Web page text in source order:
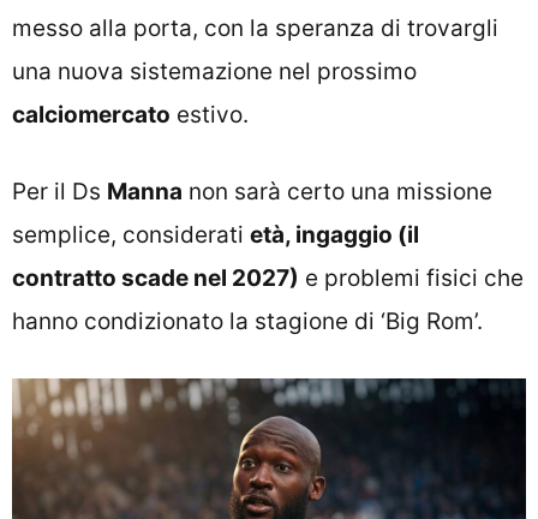
messo alla porta, con la speranza di trovargli
una nuova sistemazione nel prossimo
calciomercato estivo.
Per il Ds Manna non sarà certo una missione
semplice, considerati età, ingaggio (il
contratto scade nel 2027) e problemi fisici che
hanno condizionato la stagione di ‘Big Rom’.